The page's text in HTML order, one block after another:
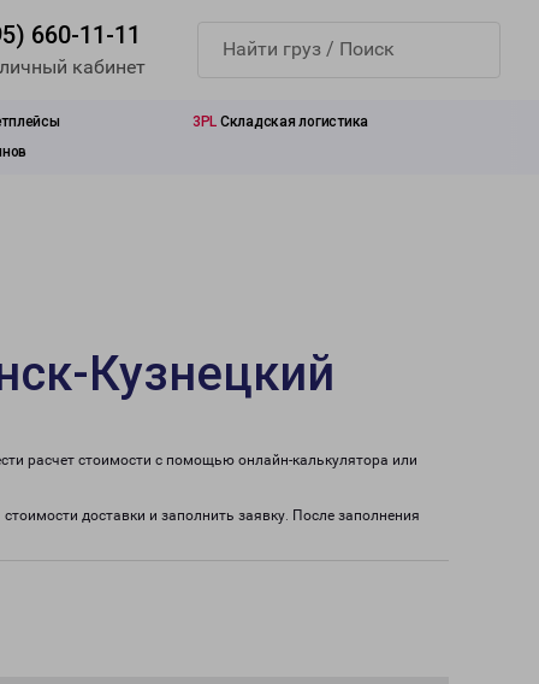
660-11-11
кабинет
3PL Складская логистика
Кузнецкий
расчет стоимости с помощью онлайн-калькулятора или
доставки и заполнить заявку. После заполнения